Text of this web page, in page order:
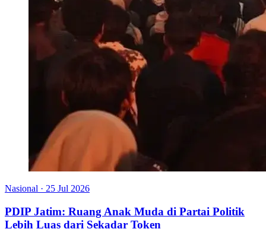
Nasional · 25 Jul 2026
PDIP Jatim: Ruang Anak Muda di Partai Politik
Lebih Luas dari Sekadar Token